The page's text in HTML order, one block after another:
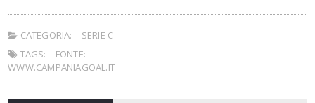
CATEGORIA:
SERIE C
TAGS:
FONTE:
WWW.CAMPANIAGOAL.IT